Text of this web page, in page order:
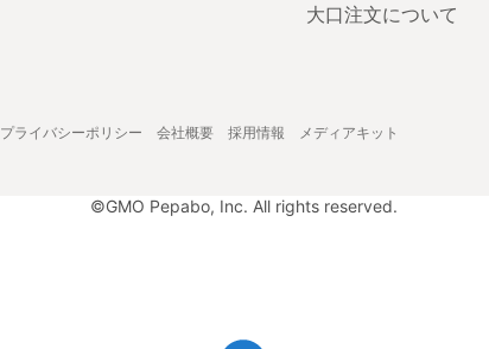
大口注文について
プライバシーポリシー 会社概要 採用情報 メディアキット
©GMO Pepabo, Inc. All rights reserved.